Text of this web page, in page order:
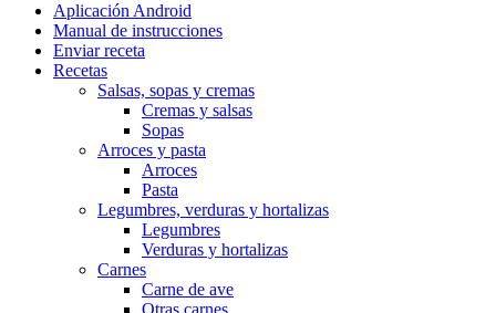
Aplicación Android
Manual de instrucciones
Enviar receta
Recetas
Salsas, sopas y cremas
Cremas y salsas
Sopas
Arroces y pasta
Arroces
Pasta
Legumbres, verduras y hortalizas
Legumbres
Verduras y hortalizas
Carnes
Carne de ave
Otras carnes